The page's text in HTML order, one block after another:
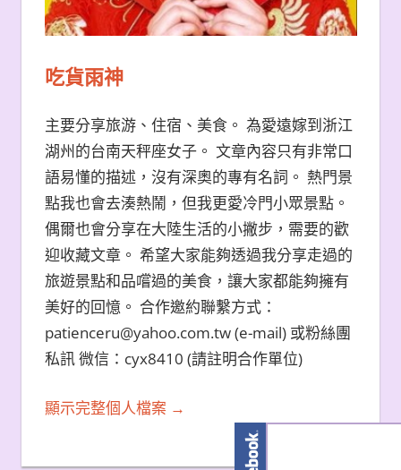
吃貨雨神
主要分享旅游、住宿、美食。 為愛遠嫁到浙江
湖州的台南天秤座女子。 文章內容只有非常口
語易懂的描述，沒有深奧的專有名詞。 熱門景
點我也會去湊熱鬧，但我更愛冷門小眾景點。
偶爾也會分享在大陸生活的小撇步，需要的歡
迎收藏文章。 希望大家能夠透過我分享走過的
旅遊景點和品嚐過的美食，讓大家都能夠擁有
美好的回憶。 合作邀約聯繫方式：
patienceru@yahoo.com.tw (e-mail) 或粉絲團
私訊 微信：cyx8410 (請註明合作單位)
顯示完整個人檔案 →